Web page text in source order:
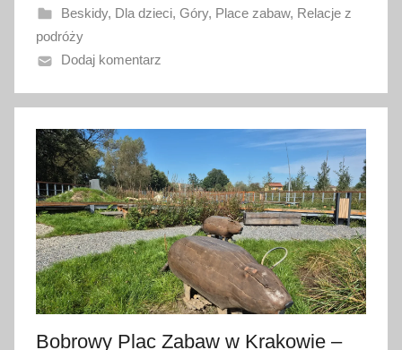
n
o
2
k
w
i
e
t
n
i
a
2
0
2
Beskidy, Dla dzieci, Góry, Place zabaw, Relacje z
podróży
Dodaj komentarz
Bobrowy Plac Zabaw w Krakowie –